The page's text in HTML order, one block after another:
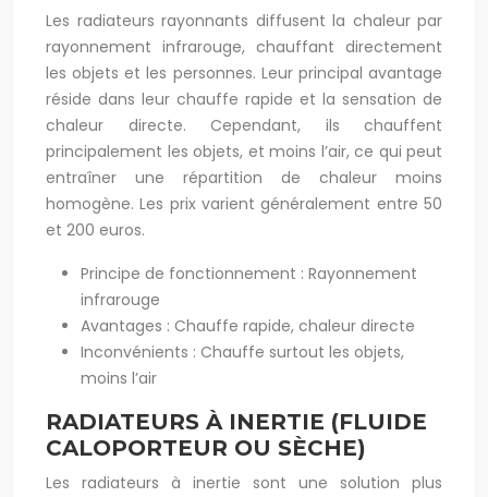
Les radiateurs rayonnants diffusent la chaleur par
rayonnement infrarouge, chauffant directement
les objets et les personnes. Leur principal avantage
réside dans leur chauffe rapide et la sensation de
chaleur directe. Cependant, ils chauffent
principalement les objets, et moins l’air, ce qui peut
entraîner une répartition de chaleur moins
homogène. Les prix varient généralement entre 50
et 200 euros.
Principe de fonctionnement : Rayonnement
infrarouge
Avantages : Chauffe rapide, chaleur directe
Inconvénients : Chauffe surtout les objets,
moins l’air
RADIATEURS À INERTIE (FLUIDE
CALOPORTEUR OU SÈCHE)
Les radiateurs à inertie sont une solution plus